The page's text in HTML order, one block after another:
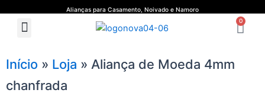
Alianças para Casamento, Noivado e Namoro
Menu 0
Início » Loja » Aliança de Moeda 4mm
chanfrada